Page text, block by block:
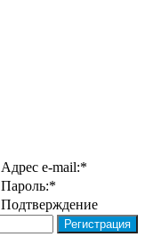
Адрес e-mail:*
Пароль:*
Подтверждение